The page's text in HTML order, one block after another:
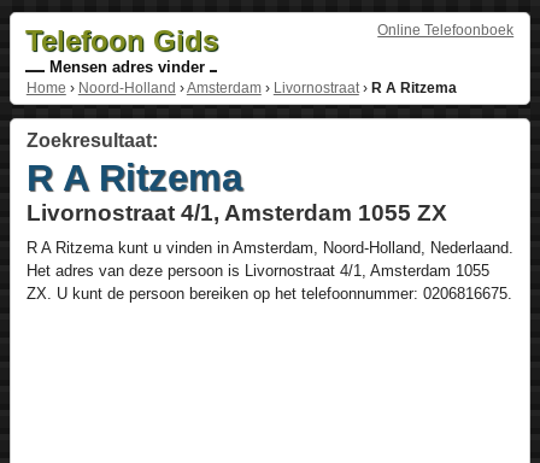
Online Telefoonboek
Telefoon Gids
Mensen adres vinder
Home › Noord-Holland ›Amsterdam› Livornostraat› R A Ritzema
Zoekresultaat:
R A Ritzema
Livornostraat 4/1, Amsterdam 1055 ZX
R A Ritzemakunt u vinden in Amsterdam Noord-Holland, Nederlaand.
Het adres van deze persoon is Livornostraat 4/1 , Amsterdam 1055
ZX . U kunt de persoon bereiken op het telefoonnummer: 0206816675.